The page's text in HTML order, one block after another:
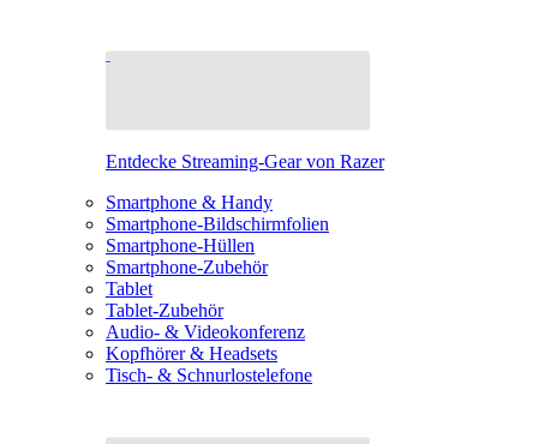
Entdecke Streaming-Gear von Razer
Smartphone & Handy
Smartphone-Bildschirmfolien
Smartphone-Hüllen
Smartphone-Zubehör
Tablet
Tablet-Zubehör
Audio- & Videokonferenz
Kopfhörer & Headsets
Tisch- & Schnurlostelefone